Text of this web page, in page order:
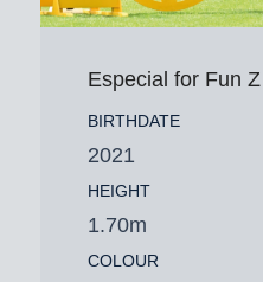
Especial for Fun Z
BIRTHDATE
2021
HEIGHT
1.70m
COLOUR